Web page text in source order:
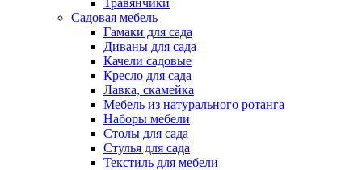
Садовая мебель
Гамаки для сада
Диваны для сада
Качели садовые
Кресло для сада
Лавка, скамейка
Мебель из натурального ротанга
Наборы мебели
Столы для сада
Стулья для сада
Текстиль для мебели